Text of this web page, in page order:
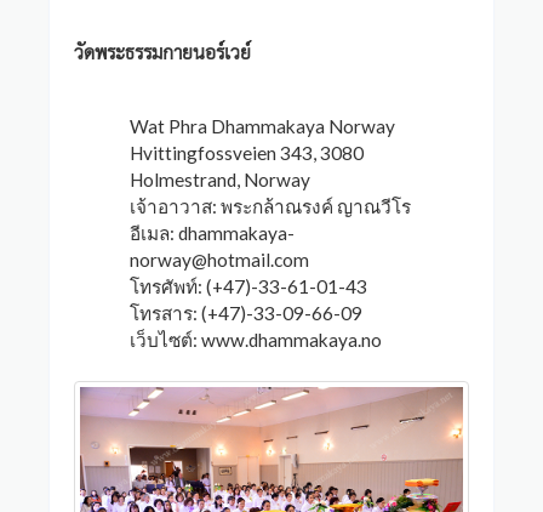
วัดพระธรรมกายนอร์เวย์
Wat Phra Dhammakaya Norway
Hvittingfossveien 343, 3080
Holmestrand, Norway
เจ้าอาวาส: พระกล้าณรงค์ ญาณวีโร
อีเมล:dhammakaya-
norway@hotmail.com
โทรศัพท์: (+47)-33-61-01-43
โทรสาร: (+47)-33-09-66-09
เว็บไซต์: www.dhammakaya.no